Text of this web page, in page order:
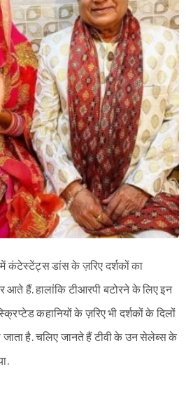
में कंटेस्टेंट्स डांस के ज़रिए दर्शकों का
हैं. हालांकि टीआरपी बटोरने के लिए इन
कहानियों के ज़रिए भी दर्शकों के दिलों
जाता है. चलिए जानते हैं टीवी के उन सेलेब्स के